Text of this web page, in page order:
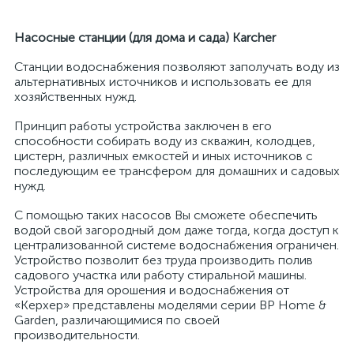
Насосные станции (для дома и сада) Karcher
Станции водоснабжения позволяют заполучать воду из
альтернативных источников и использовать ее для
хозяйственных нужд.
Принцип работы устройства заключен в его
способности собирать воду из скважин, колодцев,
цистерн, различных емкостей и иных источников с
последующим ее трансфером для домашних и садовых
нужд.
С помощью таких насосов Вы сможете обеспечить
водой свой загородный дом даже тогда, когда доступ к
централизованной системе водоснабжения ограничен.
Устройство позволит без труда производить полив
садового участка или работу стиральной машины.
Устройства для орошения и водоснабжения от
«Керхер» представлены моделями серии BP Home &
Garden, различающимися по своей
производительности.